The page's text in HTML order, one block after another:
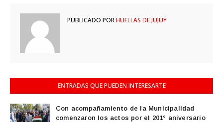
PUBLICADO PORHUELLAS DE JUJUY
ENTRADAS QUE PUEDEN INTERESARTE
Con acompañamiento de la Municipalidad
comenzaron los actos por el 201° aniversario